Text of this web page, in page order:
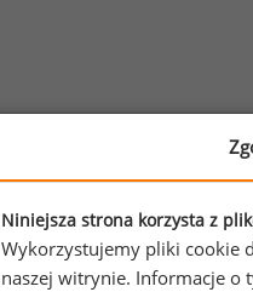
Niniejsza strona korzysta z
Wykorzystujemy pliki cookie
naszej witrynie. Informacje o